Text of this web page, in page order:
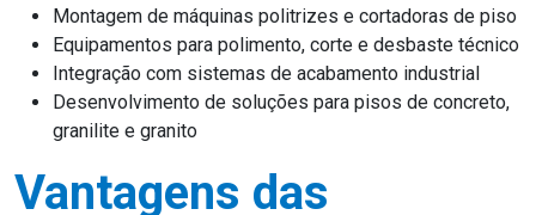
Montagem de máquinas politrizes e cortadoras de piso
Equipamentos para polimento, corte e desbaste técnico
Integração com sistemas de acabamento industrial
Desenvolvimento de soluções para pisos de concreto,
granilite e granito
Vantagens das